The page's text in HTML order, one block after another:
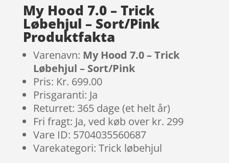
My Hood 7.0 – Trick
Løbehjul – Sort/Pink
Produktfakta
Varenavn: My Hood 7.0 – Trick
Løbehjul – Sort/Pink
Pris: Kr. 699.00
Prisgaranti: Ja
Returret: 365 dage (et helt år)
Fri fragt: Ja, ved køb over kr. 299
Vare ID: 5704035560687
Varekategori: Trick løbehjul